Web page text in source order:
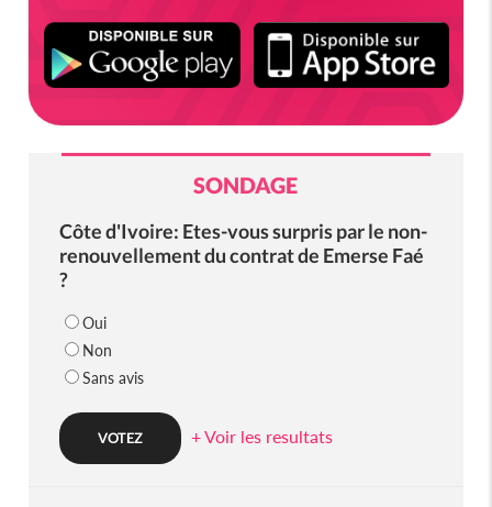
SONDAGE
Côte d'Ivoire: Etes-vous surpris par le non-
renouvellement du contrat de Emerse Faé
?
Oui
Non
Sans avis
+ Voir les resultats